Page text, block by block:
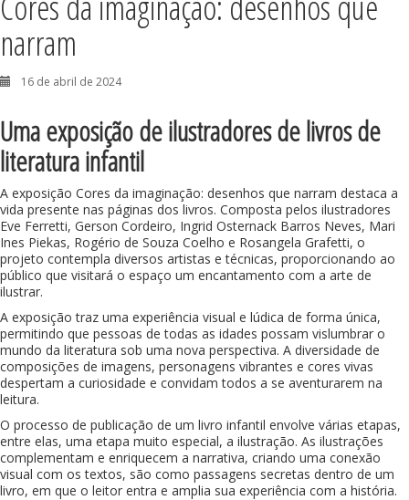
narram
16 de abril de 2024
Uma exposição de ilustradores de livros de
literatura infantil
A exposição Cores da imaginação: desenhos que narram destaca a
vida presente nas páginas dos livros. Composta pelos ilustradores
Eve Ferretti, Gerson Cordeiro, Ingrid Osternack Barros Neves, Mari
Ines Piekas, Rogério de Souza Coelho e Rosangela Grafetti, o
projeto contempla diversos artistas e técnicas, proporcionando ao
público que visitará o espaço um encantamento com a arte de
ilustrar.
A exposição traz uma experiência visual e lúdica de forma única,
permitindo que pessoas de todas as idades possam vislumbrar o
mundo da literatura sob uma nova perspectiva. A diversidade de
composições de imagens, personagens vibrantes e cores vivas
despertam a curiosidade e convidam todos a se aventurarem na
leitura.
O processo de publicação de um livro infantil envolve várias etapas,
entre elas, uma etapa muito especial, a ilustração. As ilustrações
complementam e enriquecem a narrativa, criando uma conexão
visual com os textos, são como passagens secretas dentro de um
livro, em que o leitor entra e amplia sua experiência com a história.